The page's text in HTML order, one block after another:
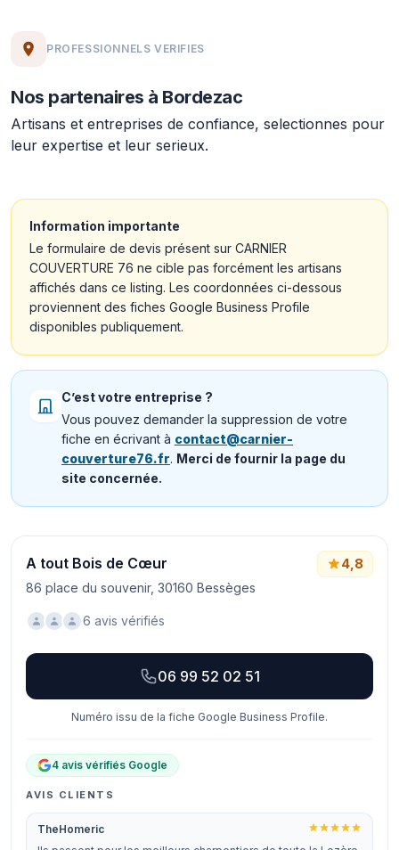
PROFESSIONNELS VERIFIES
Nos partenaires à Bordezac
Artisans et entreprises de confiance, selectionnes pour
leur expertise et leur serieux.
Information importante
Le formulaire de devis présent sur CARNIER
COUVERTURE 76 ne cible pas forcément les artisans
affichés dans ce listing. Les coordonnées ci-dessous
proviennent des fiches Google Business Profile
disponibles publiquement.
C’est votre entreprise ?
Vous pouvez demander la suppression de votre
fiche en écrivant à contact@carnier-
couverture76.fr. Merci de fournir la page du
site concernée.
A tout Bois de Cœur
86 place du souvenir, 30160 Bessèges
4,8
6 avis vérifiés
06 99 52 02 51
Numéro issu de la fiche Google Business Profile.
4 avis vérifiés Google
AVIS CLIENTS
TheHomeric